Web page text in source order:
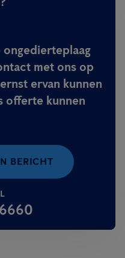
ongedierteplaag
met ons op
ervan kunnen
offerte kunnen
BERICHT